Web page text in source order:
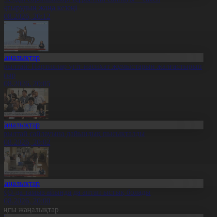
жаңа кезеңі
20:12
Партиялар үгіт-насихат жұмыстарын жалғастырып
20:05
сайлауына дайындық пысықталды
20:02
да тамыз айында да аптап ыстық болады
20:00
жаңалықтар